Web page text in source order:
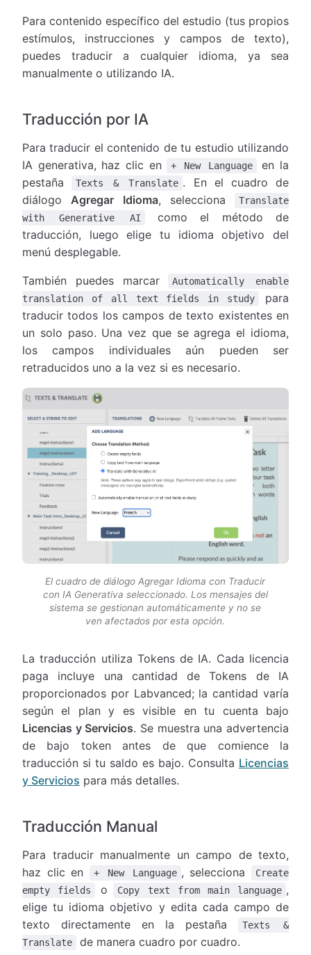
Para contenido específico del estudio (tus propios
estímulos, instrucciones y campos de texto),
puedes traducir a cualquier idioma, ya sea
manualmente o utilizando IA.
Traducción por IA
Para traducir el contenido de tu estudio utilizando
IA generativa, haz clic en
+ New Language
en la
pestaña
Texts & Translate . En el cuadro de
diálogo Agregar Idioma, selecciona
Translate
with Generative AI
como el método de
traducción, luego elige tu idioma objetivo del
menú desplegable.
También puedes marcar
Automatically enable
translation of all text fields in study
para
traducir todos los campos de texto existentes en
un solo paso. Una vez que se agrega el idioma,
los campos individuales aún pueden ser
retraducidos uno a la vez si es necesario.
El cuadro de diálogo Agregar Idioma con Traducir
con IA Generativa seleccionado. Los mensajes del
sistema se gestionan automáticamente y no se
ven afectados por esta opción.
La traducción utiliza Tokens de IA. Cada licencia
paga incluye una cantidad de Tokens de IA
proporcionados por Labvanced; la cantidad varía
según el plan y es visible en tu cuenta bajo
Licencias y Servicios. Se muestra una advertencia
de bajo token antes de que comience la
traducción si tu saldo es bajo. Consulta Licencias
y Servicios para más detalles.
Traducción Manual
Para traducir manualmente un campo de texto,
haz clic en
+ New Language , selecciona
Create
empty fields
o Copy text from main language ,
elige tu idioma objetivo y edita cada campo de
texto directamente en la pestaña
Texts &
Translate
de manera cuadro por cuadro.